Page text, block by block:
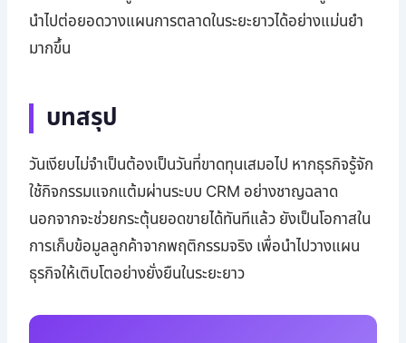
นำไปต่อยอดวางแผนการตลาดในระยะยาวได้อย่างแม่นยำ
มากขึ้น
บทสรุป
วันเงียบไม่จำเป็นต้องเป็นวันที่ขาดทุนเสมอไป หากธุรกิจรู้จัก
ใช้กิจกรรมแจกแต้มผ่านระบบ CRM อย่างชาญฉลาด
นอกจากจะช่วยกระตุ้นยอดขายได้ทันทีแล้ว ยังเป็นโอกาสใน
การเก็บข้อมูลลูกค้าจากพฤติกรรมจริง เพื่อนำไปวางแผน
ธุรกิจให้เติบโตอย่างยั่งยืนในระยะยาว